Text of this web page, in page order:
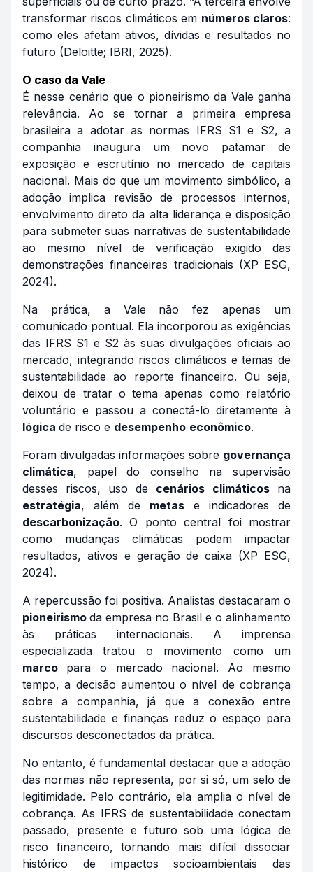
transformar riscos climáticos em números claros:
como eles afetam ativos, dívidas e resultados no
futuro (Deloitte; IBRI, 2025).
O caso da Vale
É nesse cenário que o pioneirismo da Vale ganha
relevância. Ao se tornar a primeira empresa
brasileira a adotar as normas IFRS S1 e S2, a
companhia inaugura um novo patamar de
exposição e escrutínio no mercado de capitais
nacional. Mais do que um movimento simbólico, a
adoção implica revisão de processos internos,
envolvimento direto da alta liderança e disposição
para submeter suas narrativas de sustentabilidade
ao mesmo nível de verificação exigido das
demonstrações financeiras tradicionais (XP ESG,
2024).
Na prática, a Vale não fez apenas um
comunicado pontual. Ela incorporou as exigências
das IFRS S1 e S2 às suas divulgações oficiais ao
mercado, integrando riscos climáticos e temas de
sustentabilidade ao reporte financeiro. Ou seja,
deixou de tratar o tema apenas como relatório
voluntário e passou a conectá-lo diretamente à
lógica de risco e desempenho econômico.
Foram divulgadas informações sobre governança
climática, papel do conselho na supervisão
desses riscos, uso de cenários climáticos na
estratégia, além de metas e indicadores de
descarbonização. O ponto central foi mostrar
como mudanças climáticas podem impactar
resultados, ativos e geração de caixa (XP ESG,
2024).
A repercussão foi positiva. Analistas destacaram o
pioneirismo da empresa no Brasil e o alinhamento
às práticas internacionais. A imprensa
especializada tratou o movimento como um
marco para o mercado nacional. Ao mesmo
tempo, a decisão aumentou o nível de cobrança
sobre a companhia, já que a conexão entre
sustentabilidade e finanças reduz o espaço para
discursos desconectados da prática.
No entanto, é fundamental destacar que a adoção
das normas não representa, por si só, um selo de
legitimidade. Pelo contrário, ela amplia o nível de
cobrança. As IFRS de sustentabilidade conectam
passado, presente e futuro sob uma lógica de
risco financeiro, tornando mais difícil dissociar
histórico de impactos socioambientais das